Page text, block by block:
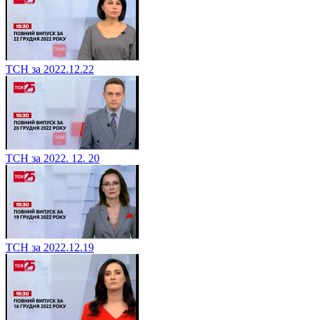
ТСН за 2022.12.22
ТСН за 2022. 12. 20
ТСН за 2022.12.19